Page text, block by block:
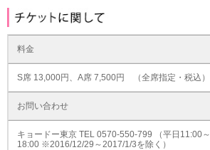
料金
S席 13,000円、A席 7,500円 （全席指定・税込）
お問い合わせ
キョードー東京 TEL 0570-550-799 （平日11:00
18:00 ※2016/12/29～2017/1/3を除く）